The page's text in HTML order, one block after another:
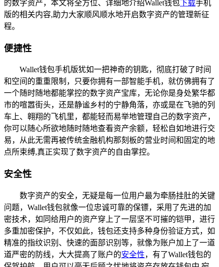
的数字资产，本文将全方位、详细地介绍Wallet钱包下载手机
版的相关内容,助力大家顺风顺水地开启数字资产的管理新征
程。
便捷性
Wallet钱包手机版犹如一把神奇的钥匙，彻底打破了时间
和空间的重重限制，只要你拥有一部智能手机，就仿佛拥有了
一个随时随地都能掌控的数字资产宝库，无论你是身处繁华都
市的喧嚣街头，还是静谧乡村的宁静角落，亦或是在飞驰的列
车上、翱翔的飞机里，都能轻而易举地管理自己的数字资产，
你可以随心所欲地随时随地查看资产余额，轻松自如地进行交
易，从此无需再被传统金融机构那刻板的营业时间和固定的地
点所束缚,真正实现了数字资产的自由掌控。
安全性
数字资产的安全，无疑是每一位用户最为牵肠挂肚的关键
问题，Wallet钱包就像一位忠诚可靠的保镖，采用了先进的加
密技术，如同给用户的资产穿上了一层坚不可摧的铠甲，进行
多重加密保护，不仅如此，钱包还支持多种身份验证方式，如
精准的指纹识别、快速的面部识别等，就像为账户加上了一道
道严密的防线，大大提高了账户的安全性，有了Wallet钱包的